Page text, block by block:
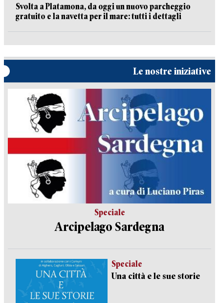
Svolta a Platamona, da oggi un nuovo parcheggio
gratuito e la navetta per il mare: tutti i dettagli
Le nostre iniziative
Speciale
Arcipelago Sardegna
Speciale
Una città e le sue storie